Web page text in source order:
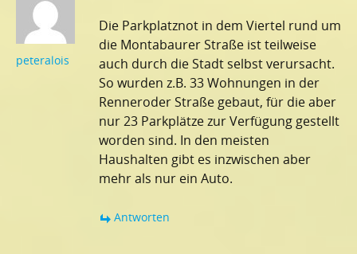
peteralois
Die Parkplatznot in dem Viertel rund um
die Montabaurer Straße ist teilweise
auch durch die Stadt selbst verursacht.
So wurden z.B. 33 Wohnungen in der
Renneroder Straße gebaut, für die aber
nur 23 Parkplätze zur Verfügung gestellt
worden sind. In den meisten
Haushalten gibt es inzwischen aber
mehr als nur ein Auto.
Antworten